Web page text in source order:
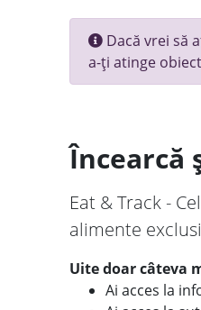
Dacă vrei să
a-ți atinge
Încearcă
Eat & Track -
alimente
Uite doar câteva
Ai acces la